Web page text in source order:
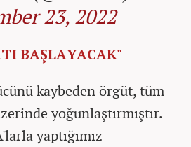
23, 2022
BAŞLAYACAK"
kaybeden örgüt, tüm
yoğunlaştırmıştır.
yaptığımız